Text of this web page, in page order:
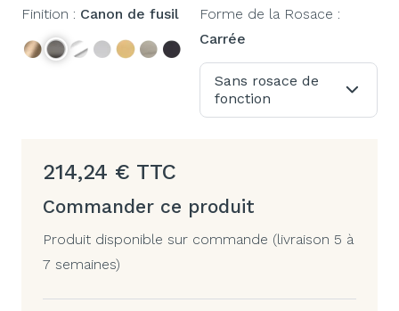
Finition : Canon de fusil
Forme de la Rosace :
Carrée
Sans rosace de
fonction
214,24 € TTC
Commander ce produit
Produit disponible sur commande (livraison 5 à
7 semaines)